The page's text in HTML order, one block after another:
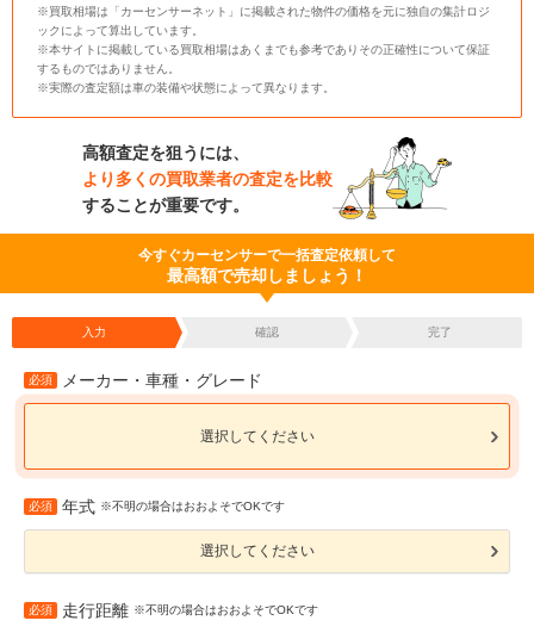
※買取相場は「カーセンサーネット」に掲載された物件の価格を元に独自の集計ロジ
ックによって算出しています。
※本サイトに掲載している買取相場はあくまでも参考でありその正確性について保証
するものではありません。
※実際の査定額は車の装備や状態によって異なります。
高額査定を狙うには、
より多くの買取業者の査定を比較
することが重要です。
今すぐカーセンサーで一括査定依頼して
最高額で売却しましょう！
入力 確認 完了
必須 メーカー・車種・グレード
選択してください
必須 年式 ※不明の場合はおおよそでOKです
選択してください
必須 走行距離 ※不明の場合はおおよそでOKです